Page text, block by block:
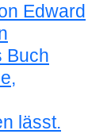
Edward
Buch
lässt.